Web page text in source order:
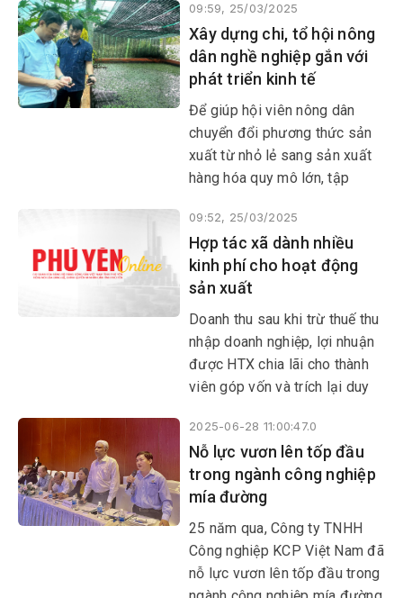
hội viên trên địa bàn các
huyện Sông Hinh, Sơn Hòa,
Tây Hòa, Phú Hòa, Đông Hòa
và TP Tuy Hòa.
09:59, 25/03/2025
Xây dựng chi, tổ hội nông
dân nghề nghiệp gắn với
phát triển kinh tế
​​​​​​​Để giúp hội viên nông dân
chuyển đổi phương thức sản
xuất từ nhỏ lẻ sang sản xuất
hàng hóa quy mô lớn, tập
cấp hội nông dân trong tỉnh đã
đẩy mạnh thành lập mới nhiều
mô hình chi hội nông dân nghề
nghiệp, tổ hội nông dân nghề
nghiệp.
09:52, 25/03/2025
Hợp tác xã dành nhiều
kinh phí cho hoạt động
sản xuất
Doanh thu sau khi trừ thuế thu
nhập doanh nghiệp, lợi nhuận
được HTX chia lãi cho thành
viên góp vốn và trích lại duy
HTX có từ 5-7 quỹ các loại.
Ngoài các quỹ bắt buộc như
quỹ dự phòng (5%), khen
thưởng và phúc lợi (20%),
những quỹ còn lại chủ yếu
dành cho hoạt động phục vụ
sản xuất. Đó là quỹ phát triển
sản xuất, các quỹ thủy nông
2025-06-28 11:00:47.0
Nỗ lực vươn lên tốp đầu
trong ngành công nghiệp
mía đường
25 năm qua, Công ty TNHH
Công nghiệp KCP Việt Nam đã
nỗ lực vươn lên tốp đầu trong